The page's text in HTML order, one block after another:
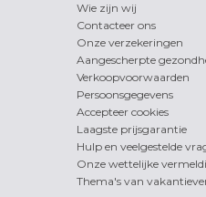
Wie zijn wij
Contacteer ons
Onze verzekeringen
Aangescherpte
Verkoopvoorwaarden
Persoonsgegevens
Accepteer cookies
Laagste prijsgarantie
Hulp en veelgestelde
Onze wettelijke
Thema's van